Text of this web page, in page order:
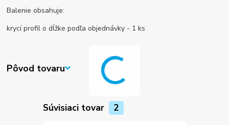
Balenie obsahuje:
krycí profil o dĺžke podľa objednávky - 1 ks
Pôvod tovaru
Súvisiaci tovar 2